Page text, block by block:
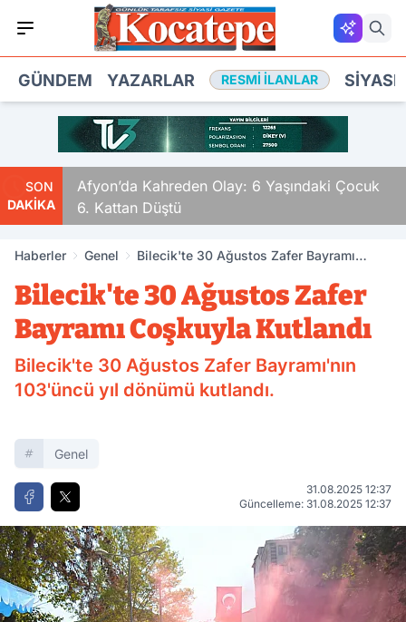
GÜNDEM YAZARLAR RESMI İLANLAR
SON
DAKİKA
Afyon’da Kahreden Olay: 6 Yaşındaki Çocuk
6. Kattan Düştü
Haberler Genel
Bilecik'te 30 Ağustos Zafer Bayramı
Bilecik'te 30 Ağustos Zafer
Bayramı Coşkuyla Kutlandı
Bilecik'te 30 Ağustos Zafer Bayramı'nın
103'üncü yıl dönümü kutlandı.
Genel
31.08.2025 12:37
Güncelleme: 31.08.2025 12:37